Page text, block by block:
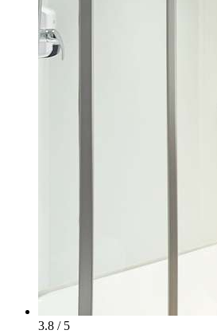
3.8 / 5